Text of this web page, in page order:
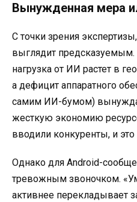
Вынужденная мера
С точки зрения
выглядит предсказуемым.
нагрузка от ИИ растет в
а дефицит аппаратного
самим ИИ-бумом)
жесткую экономию
вводили конкуренты, и
Однако для Android-
тревожным звоночком.
активнее перекладывает